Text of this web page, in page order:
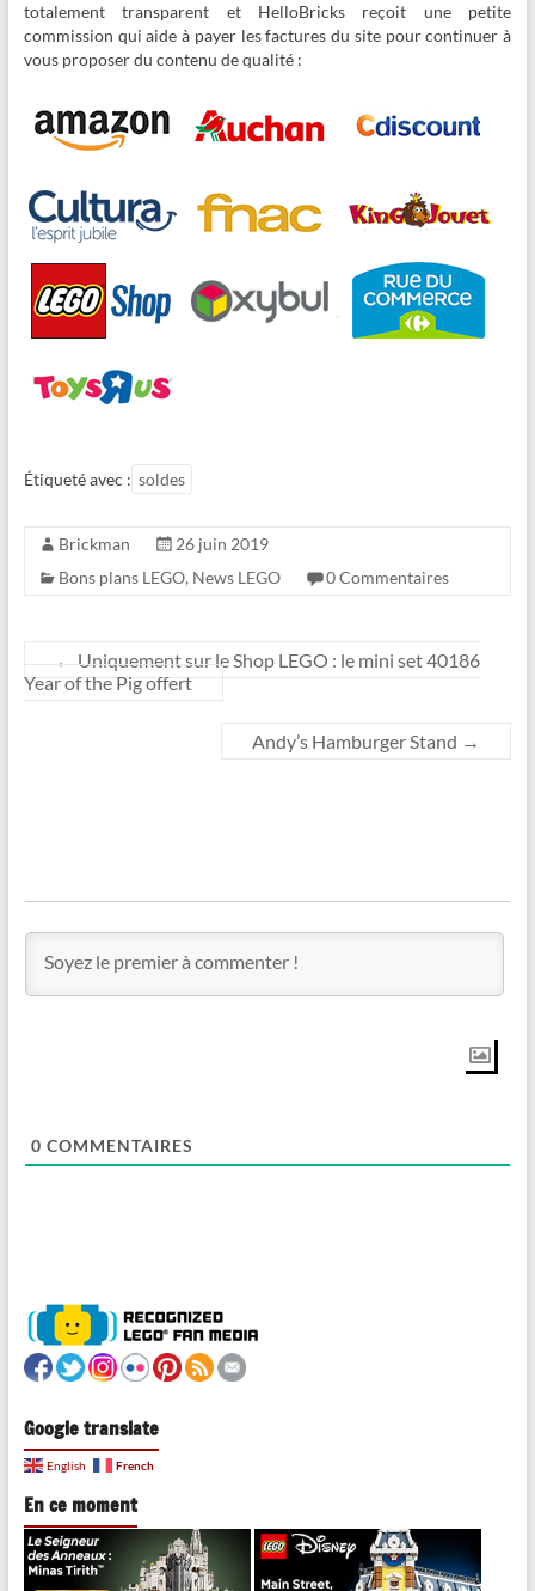
totalement transparent et HelloBricks reçoit une petite
commission qui aide à payer les factures du site pour continuer à
vous proposer du contenu de qualité :
Étiqueté avec : soldes
Brickman
26 juin 2019
Bons plans LEGO, News LEGO 0 Commentaires
←
Uniquement sur le Shop LEGO : le mini set 40186
Year of the Pig offert
Andy’s Hamburger Stand →
0 COMMENTAIRES
Google translate
English French
En ce moment